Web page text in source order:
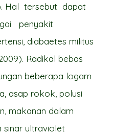
Hal tersebut dapat
penyakit
diabaetes militus
Radikal bebas
beberapa logam
asap rokok, polusi
makanan dalam
sinar ultraviolet